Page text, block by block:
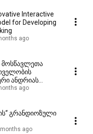
Interactive
for Developing
ago
მოსწავლეთა
ანდრიას
ნივთები
ago
გრანდიოზული
ago